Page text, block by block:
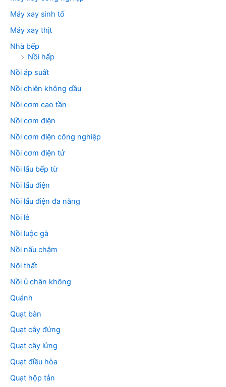
Máy xay sinh tố
Máy xay thịt
Nhà bếp
Nồi hấp
Nồi áp suất
Nồi chiên không dầu
Nồi cơm cao tần
Nồi cơm điện
Nồi cơm điện công nghiệp
Nồi cơm điện tử
Nồi lẩu bếp từ
Nồi lẩu điện
Nồi lẩu điện đa năng
Nồi lẻ
Nồi luộc gà
Nồi nấu chậm
Nội thất
Nồi ủ chân không
Quánh
Quạt bàn
Quạt cây đứng
Quạt cây lửng
Quạt điều hòa
Quạt hộp tản